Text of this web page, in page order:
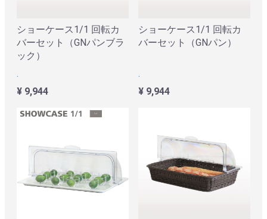
ショーケース1/1 回転カ
バーセット（GNパンブラ
ック）
.
¥ 9,944
ショーケース1/1 回転カ
バーセット（GNパン）
.
¥ 9,944